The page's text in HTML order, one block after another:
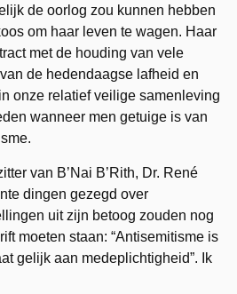
de oorlog zou kunnen hebben
om haar leven te wagen. Haar
met de houding van vele
de hedendaagse lafheid en
onze relatief veilige samenleving
wanneer men getuige is van
van B’Nai B’Rith, Dr. René
dingen gezegd over
uit zijn betoog zouden nog
moeten staan: “Antisemitisme is
gelijk aan medeplichtigheid”. Ik